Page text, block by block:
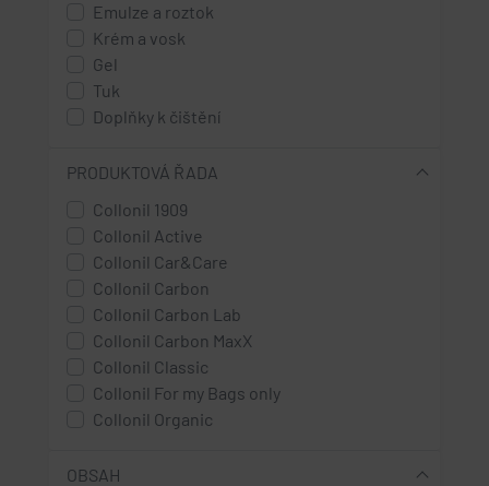
mirabelka
sonne - žlutá
Emulze a roztok
Krém a vosk
Gel
Tuk
Doplňky k čištění
PRODUKTOVÁ ŘADA
Collonil 1909
Collonil Active
Collonil Car&Care
Collonil Carbon
Collonil Carbon Lab
Collonil Carbon MaxX
Collonil Classic
Collonil For my Bags only
Collonil Organic
OBSAH